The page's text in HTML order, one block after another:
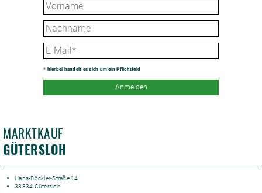
* hierbei handelt es sich um ein Pflichtfeld
Anmelden
MARKTKAUF
GÜTERSLOH
Hans-Böckler-Straße 14
33334 Gütersloh